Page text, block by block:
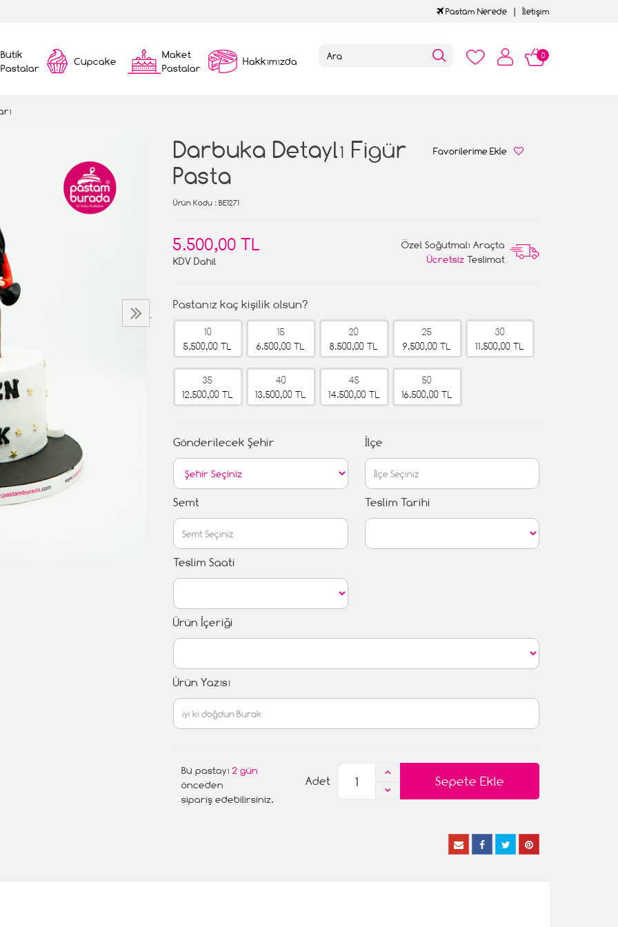
Pastam Nerede İletişim
Butik
Pastalar
Cupcake
Maket
Pastalar
Hakkımızda 0
›
Darbuka Detaylı Figür
Pasta
Favorilerime Ekle
Ürün Kodu : BE1271
5.500,00 TL
KDV Dahil
Özel Soğutmalı Araçta
Ücretsiz Teslimat
Pastanız kaç kişilik olsun?
10
5.500,00 TL
15
6.500,00 TL
20
8.500,00 TL
25
9.500,00 TL
30
11.500,00 TL
35
12.500,00 TL
40
13.500,00 TL
45
14.500,00 TL
50
16.500,00 TL
Gönderilecek Şehir İlçe
Semt Teslim Tarihi
Teslim Saati
Ürün İçeriği
Ürün Yazısı
Bu pastayı 2 gün
önceden
sipariş edebilirsiniz.
Sepete Ekle
Adet